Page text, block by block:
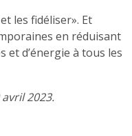
les fidéliser». Et
en réduisant
d’énergie à tous les
2023.